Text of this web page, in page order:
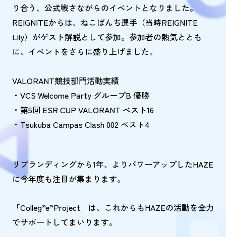
り合う、公式戦さながらのイベントとなりました。
REIGNITEからは、ねこぱんち選手（当時REIGNITE
Lily）がゲスト解説として参加。参加者の熱気ととも
に、イベントをさらに盛り上げました。
VALORANT競技部門活動実績
・VCS Welcome Party グループB 優勝
・第5回 ESR CUP VALORANT ベスト16
・Tsukuba Campas Clash 002 ベスト4
リブランディングから1年、よりパワーアップしたHAZE
に今年度も注目が集まります。
「Colleg”e”Project」は、これからもHAZEの活動を全力
でサポートしてまいります。